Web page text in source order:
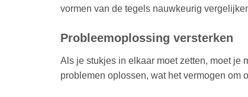
vormen van de tegels nauwkeurig
Probleemoplossing versterken
Als je stukjes in elkaar moet zetten, moet je
problemen oplossen, wat het vermogen om